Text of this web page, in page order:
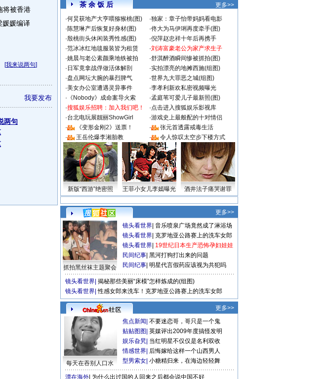
将被香港
媛媛编译
[我来说两句]
我要发布
两句
茶 余 饭 后
更多>>
·何炅获地产大亨喂猕猴桃(图) ·独家：章子怡带妈妈看电影
·陈慧琳产后恢复好身材(图) ·佟大为马伊琍再度牵手(图)
·殷桃街头休闲装秀性感(图) ·倪萍赵忠祥十年后再携手
·范冰冰红地毯服装皆为租赁 ·刘涛富豪老公为家产求生子
·姚晨与老公素颜乘地铁被拍 ·舒淇醉酒瞬间惨被抓拍(图)
· 日军竟拿战俘做活体解剖 ·实拍漂亮的地摊西施(组图)
·盘点网坛大腕的暴烈脾气 ·世界九大罪恶之城(组图)
·美女办公室遭遇灵异事件 ·李孝利新欢私密视频曝光
· 《Nobody》成命案导火索 ·孟庭苇可爱儿子最新照(图)
·搜狐娱乐招聘：加入我们吧！ ·点击进入搜狐娱乐影视库
·台北电玩展靓丽ShowGirl ·游戏史上最般配的十对情侣
·
《变形金刚2》送票！ ·
张元首透露戒毒生活
·
王岳伦爆李湘胎教 · 令人惊叹太空步下楼方式
新版“西游”绝密照 王菲小女儿李嫣曝光 酒井法子痛哭谢罪
更多>>
抓拍黑丝袜主题聚会
镜头看世界 音乐喷泉广场竟然成了淋浴场
镜头看世界 克罗地亚公路赛上的洗车女郎
镜头看世界 19世纪日本生产恐怖孕妇娃娃
民间纪事 黑河打狗打出来的问题
民间纪事 明星代言假药应该视为共犯吗
镜头看世界 揭秘那些美丽“床模”怎样炼成的(组图)
镜头看世界 性感女郎来洗车！克罗地亚公路赛上的洗车女郎
更多>>
每天在吞别人口水
焦点新闻 不要迷恋哥，哥只是一个鬼
贴贴图图 英媒评出2009年度搞怪发明
娱乐旮旯 当红明星不仅仅是名利双收
情感世界 后悔嫁给这样一个山西男人
型男索女 小糖精归来，在海边轻轻舞
漂在海外 为什么出过国的人回来之后都会说中国不好